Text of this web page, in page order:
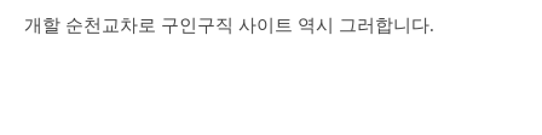
개할 순천교차로 구인구직 사이트 역시 그러합니다.